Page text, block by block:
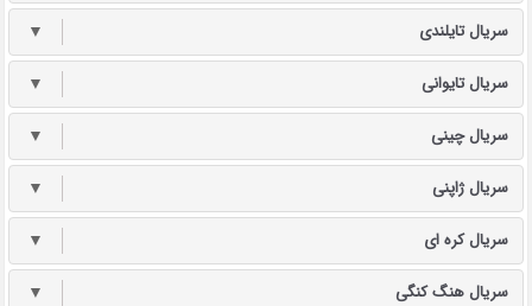
سریال تایلندی ▼
سریال تایوانی ▼
سریال چینی ▼
سریال ژاپنی ▼
سریال کره ای ▼
سریال هنگ کنگی ▼